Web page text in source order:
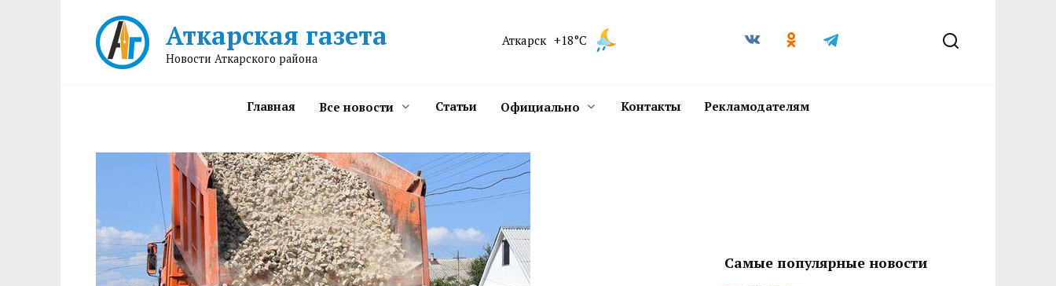
Аткарская газета
Новости Аткарского района
Аткарск +18°C
Главная Все новости Статьи Официально Контакты Рекламодателям
Самые популярные новости